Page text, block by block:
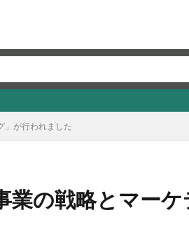
が行われました
の戦略とマー